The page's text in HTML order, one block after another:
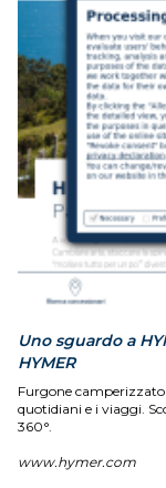
Uno sguardo a
HYMER
Furgone
quotidiani e i viaggi.
360°.
www.hymer.com